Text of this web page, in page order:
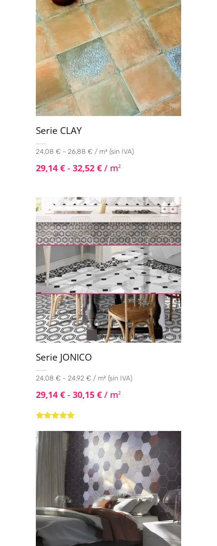
Serie CLAY
24,08 € - 26,88 € / m² (sin IVA)
29,14 € - 32,52 € / m2
Serie JONICO
24,08 € - 24,92 € / m² (sin IVA)
29,14 € - 30,15 € / m2
5.00de 5